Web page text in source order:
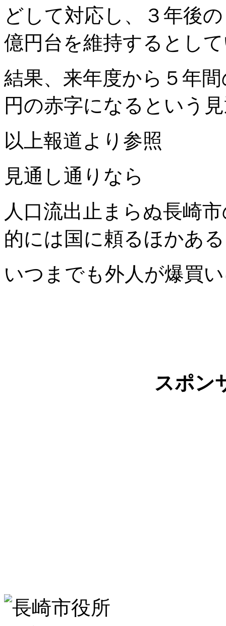
どして対応し、３年後
億円台を維持するとし
結果、来年度から５年
円の赤字になるという
以上報道より参照
見通し通りなら
人口流出止まらぬ長崎
的には国に頼るほかあ
いつまでも外人が爆買
スポン